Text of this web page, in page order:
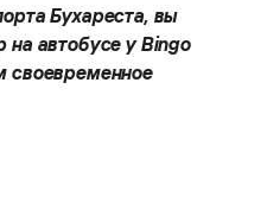
Бухареста, вы
на автобусе у Bingo